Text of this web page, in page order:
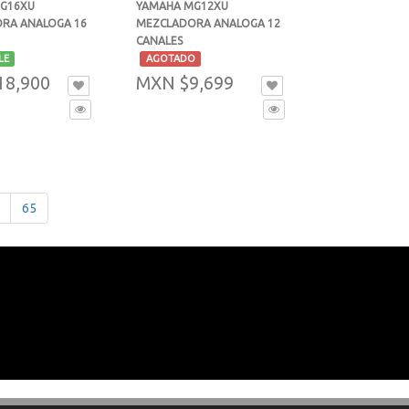
ANALOGA 16
YAMAHA MG12XU
MEZCLADORA ANALOGA 12
CANALES
AGOTADO
MXN $9,699
65